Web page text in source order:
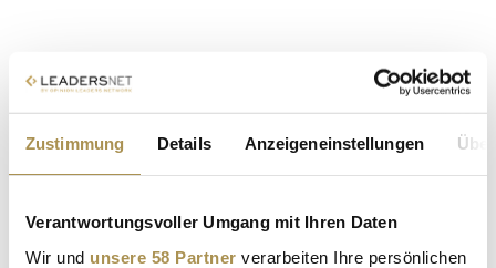
Zustimmung Details Anzeigeneinstellungen
Verantwortungsvoller Umgang mit Ihren Daten
Wir und unsere 58 Partner verarbeiten Ihre persönlichen